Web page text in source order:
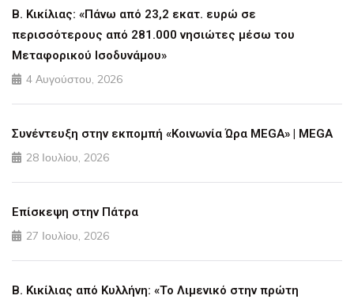
Β. Κικίλιας: «Πάνω από 23,2 εκατ. ευρώ σε
περισσότερους από 281.000 νησιώτες μέσω του
Μεταφορικού Ισοδυνάμου»
4 Αυγούστου, 2026
Συνέντευξη στην εκπομπή «Κοινωνία Ώρα MEGA» | MEGA
28 Ιουλίου, 2026
Επίσκεψη στην Πάτρα
27 Ιουλίου, 2026
Β. Κικίλιας από Κυλλήνη: «Το Λιμενικό στην πρώτη